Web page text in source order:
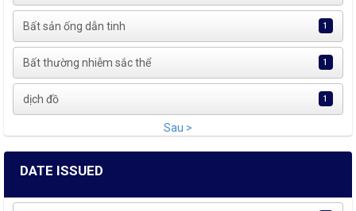
Bất sản ống dẫn tinh 1
Bất thường nhiễm sắc thể 1
dịch đồ 1
Sau >
DATE ISSUED